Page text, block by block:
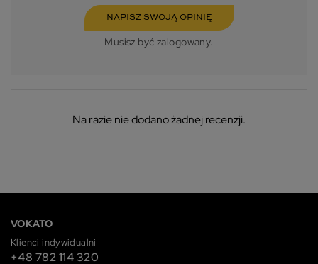
NAPISZ SWOJĄ OPINIĘ
Musisz być zalogowany.
Na razie nie dodano żadnej recenzji.
VOKATO
Klienci indywidualni
+48 782 114 320